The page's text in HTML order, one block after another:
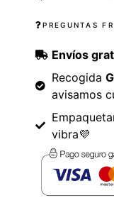
PREGUNTAS
Envíos
Recogida
avisamos
vibra💜